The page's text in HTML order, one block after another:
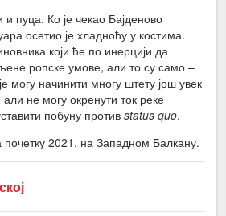
пуца. Ко је чекао Бајденово
осетио је хладноћу у костима.
који ће по инерцији да
ропске умове, али то су само –
могу начинити многу штету још увек
не могу окренути ток реке
побуну противstatus quo.
почетку 2021. на Западном Балкану.